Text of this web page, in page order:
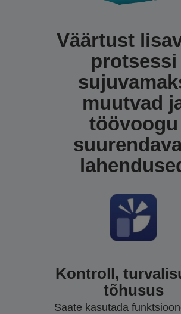
Väärtust
protsessi
muutvad
töövoogu
Kontroll,
tõhusus
Saate kasutada